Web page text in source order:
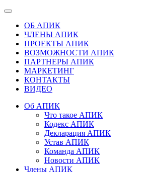
ОБ АПИК
ЧЛЕНЫ АПИК
ПРОЕКТЫ АПИК
ВОЗМОЖНОСТИ АПИК
ПАРТНЕРЫ АПИК
МАРКЕТИНГ
КОНТАКТЫ
ВИДЕО
Об АПИК
Что такое АПИК
Кодекс АПИК
Декларация АПИК
Устав АПИК
Команда АПИК
Новости АПИК
Члены АПИК